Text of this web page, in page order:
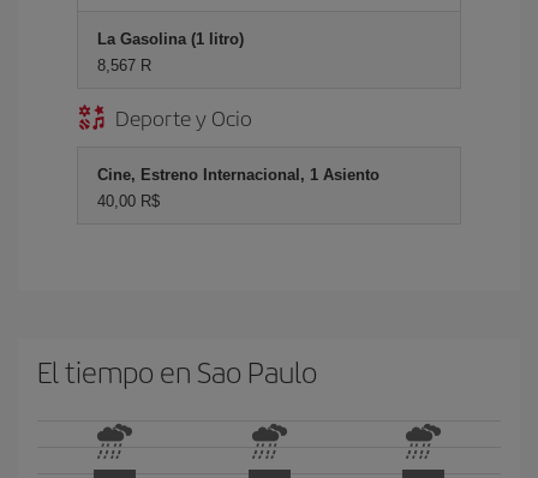
La Gasolina (1 litro)
8,567 R
Deporte y Ocio
Cine, Estreno Internacional, 1 Asiento
40,00 R$
El tiempo en Sao Paulo